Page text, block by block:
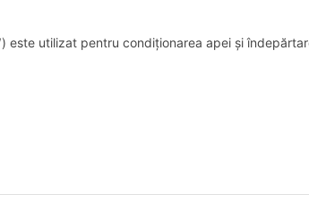
este utilizat pentru condiționarea apei și